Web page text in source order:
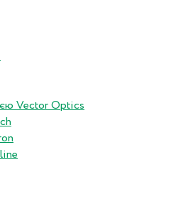
Vector Optics